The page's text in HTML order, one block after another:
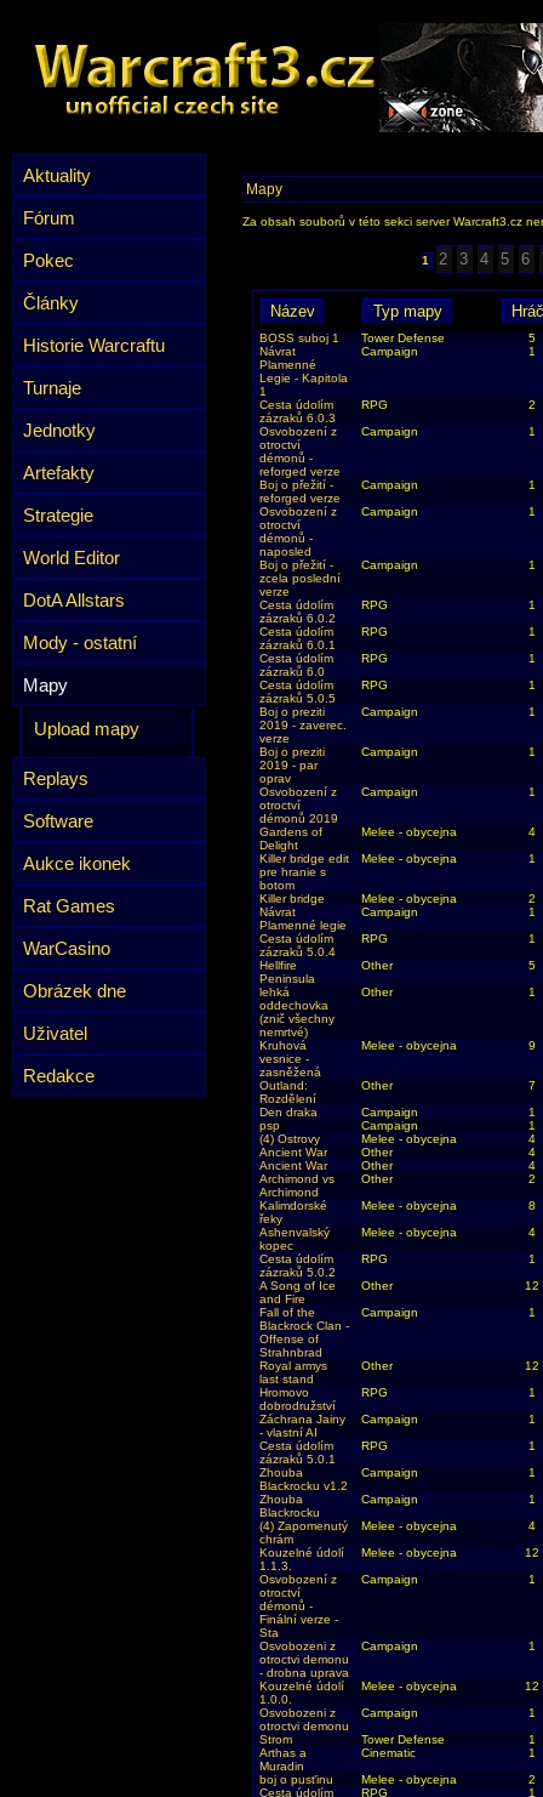
Aktuality
Fórum
Pokec
Články
Historie Warcraftu
Turnaje
Jednotky
Artefakty
Strategie
World Editor
DotA Allstars
Mody - ostatní
Mapy
Upload mapy
Replays
Software
Aukce ikonek
Rat Games
WarCasino
Obrázek dne
Uživatel
Redakce
Mapy
Za obsah souborů v této sekci server Warcraft3.cz
1 2 3 4 5 6
BOSS suboj 1 Tower Defense
5
Návrat
Plamenné
Legie - Kapitola
1
Campaign 1
Cesta údolím
zázraků 6.0.3
RPG
2
Osvobození z
otroctví
démonů -
reforged verze
Campaign 1
Boj o přežití -
reforged verze
Campaign
1
Osvobození z
otroctví
démonů -
naposled
Campaign 1
Boj o přežití -
zcela poslední
verze
Campaign 1
Cesta údolím
zázraků 6.0.2
RPG
1
Cesta údolím
zázraků 6.0.1
RPG
1
Cesta údolím
zázraků 6.0
RPG
1
Cesta údolím
zázraků 5.0.5
RPG
1
Boj o preziti
2019 - zaverec.
verze
Campaign 1
Boj o preziti
2019 - par
oprav
Campaign 1
Osvobození z
otroctví
démonů 2019
Campaign 1
Gardens of
Delight
Melee - obycejna
4
Killer bridge edit
pre hranie s
botom
Melee - obycejna 1
Killer bridge Melee - obycejna
2
Návrat
Plamenné legie
Campaign
1
Cesta údolím
zázraků 5.0.4
RPG
1
Hellfire
Peninsula
Other
5
lehká
oddechovka
(znič všechny
nemrtvé)
Other 1
Kruhová
vesnice -
zasněžená
Melee - obycejna 9
Outland:
Rozdělení
Other
7
Den draka
Campaign
1
psp
Campaign
1
(4) Ostrovy
Melee - obycejna
4
Ancient War
Other
4
Ancient War
Other
4
Archimond vs
Archimond
Other
2
Kalimdorské
řeky
Melee - obycejna
8
Ashenvalský
kopec
Melee - obycejna
4
Cesta údolím
zázraků 5.0.2
RPG
1
A Song of Ice
and Fire
Other
12
Fall of the
Blackrock Clan -
Offense of
Strahnbrad
Campaign 1
Royal armys
last stand
Other
12
Hromovo
dobrodružství
RPG
1
Záchrana Jainy
- vlastní AI
Campaign
1
Cesta údolím
zázraků 5.0.1
RPG
1
Zhouba
Blackrocku v1.2
Campaign
1
Zhouba
Blackrocku
Campaign
1
(4) Zapomenutý
chrám
Melee - obycejna
4
Kouzelné údolí
1.1.3.
Melee - obycejna
12
Osvobození z
otroctví
démonů -
Finální verze -
Sta
Campaign 1
Osvobozeni z
otroctvi demonu
- drobna uprava
Campaign 1
Kouzelné údolí
1.0.0.
Melee - obycejna
12
Osvobozeni z
otroctvi demonu
Campaign
1
Strom
Tower Defense
1
Arthas a
Muradin
Cinematic
1
boj o pusťinu
Melee - obycejna
2
Cesta údolím
RPG
1